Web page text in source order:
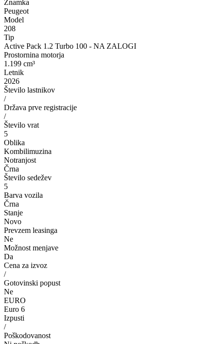
Znamka
Peugeot
Model
208
Tip
Active Pack 1.2 Turbo 100 - NA ZALOGI
Prostornina motorja
1.199 cm³
Letnik
2026
Število lastnikov
/
Država prve registracije
/
Število vrat
5
Oblika
Kombilimuzina
Notranjost
Črna
Število sedežev
5
Barva vozila
Črna
Stanje
Novo
Prevzem leasinga
Ne
Možnost menjave
Da
Cena za izvoz
/
Gotovinski popust
Ne
EURO
Euro 6
Izpusti
/
Poškodovanost